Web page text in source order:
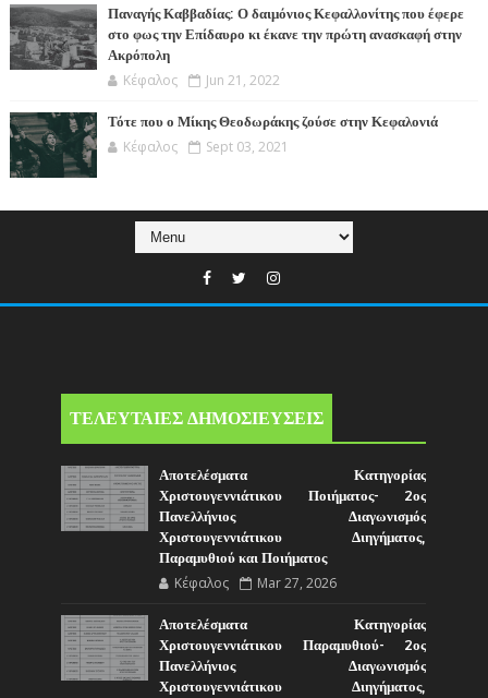
Παναγής Καββαδίας: Ο δαιμόνιος Κεφαλλονίτης που έφερε
στο φως την Επίδαυρο κι έκανε την πρώτη ανασκαφή στην
Ακρόπολη
Κέφαλος Jun 21, 2022
Τότε που ο Μίκης Θεοδωράκης ζούσε στην Κεφαλονιά
Κέφαλος Sept 03, 2021
ΤΕΛΕΥΤΑΙΕΣ ΔΗΜΟΣΙΕΥΣΕΙΣ
Αποτελέσματα Κατηγορίας
Χριστουγεννιάτικου Ποιήματος- 2ος
Πανελλήνιος Διαγωνισμός
Χριστουγεννιάτικου Διηγήματος,
Παραμυθιού και Ποιήματος
Κέφαλος Mar 27, 2026
Αποτελέσματα Κατηγορίας
Χριστουγεννιάτικου Παραμυθιού- 2ος
Πανελλήνιος Διαγωνισμός
Χριστουγεννιάτικου Διηγήματος,